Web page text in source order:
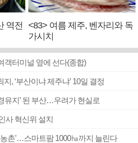
역전
<83> 여름 제주, 벤자리와 독
가시치
객터미널 옆에 선다(종합)
, ‘부산이냐 제주냐’ 10일 결정
유지’ 된 부산…우려가 현실로
사 혁신위 설치
촌’…스마트팜 1000㏊까지 늘린다